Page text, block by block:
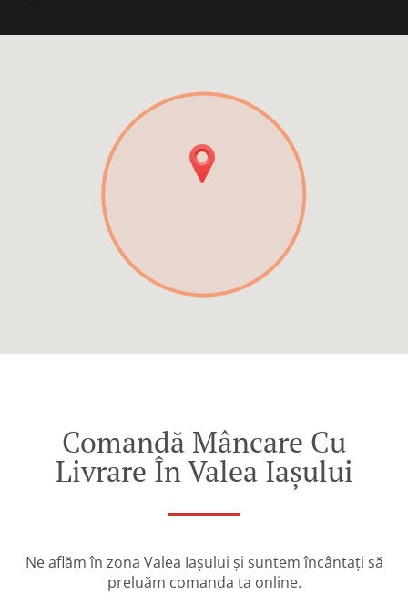
Comandă Mâncare Cu
Livrare În Valea Iașului
Ne aflăm în zona Valea Iașului și suntem încântați să
preluăm comanda ta online.